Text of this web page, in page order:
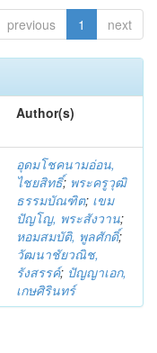
previous 1 next
Author(s)
อุดมโชคนามอ่อน,
ไชยสิทธิ์; พระครูวุฒิ
ธรรมบัณฑิต; เขม
ปัญโญ, พระสังวาน;
หอมสมบัติ, พูลศักดิ์;
วัฒนาชัยวณิช,
รังสรรค์; ปัญญาเอก,
เกษศิรินทร์